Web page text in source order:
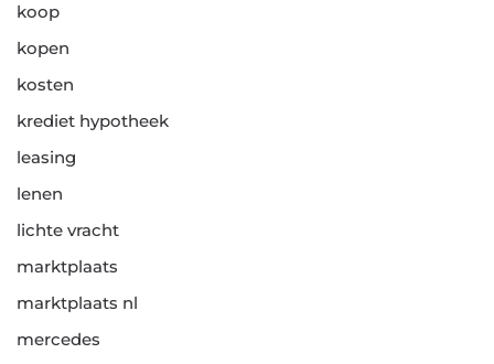
koop
kopen
kosten
krediet hypotheek
leasing
lenen
lichte vracht
marktplaats
marktplaats nl
mercedes